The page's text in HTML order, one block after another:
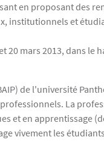
en proposant des
institutionnels et
mars 2013, dans le
de l'université
La
et en apprentissage
vivement les